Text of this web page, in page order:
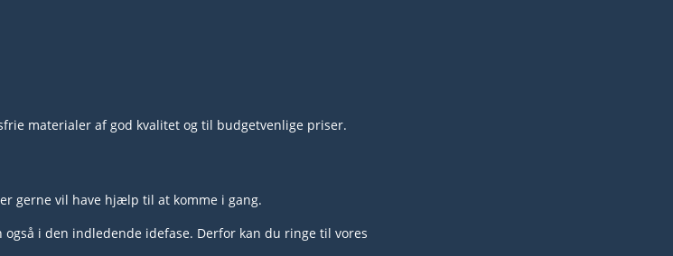
materialer af god kvalitet og til budgetvenlige priser.
gerne vil have hjælp til at komme i gang.
i den indledende idefase. Derfor kan du ringe til vores